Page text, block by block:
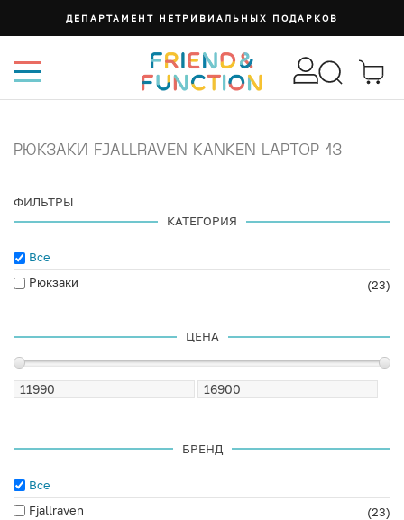
ДЕПАРТАМЕНТ НЕТРИВИАЛЬНЫХ ПОДАРКОВ
РЮКЗАКИ FJALLRAVEN KANKEN LAPTOP 13
ФИЛЬТРЫ
КАТЕГОРИЯ
Все
Рюкзаки
(23)
ЦЕНА
БРЕНД
Все
Fjallraven
(23)